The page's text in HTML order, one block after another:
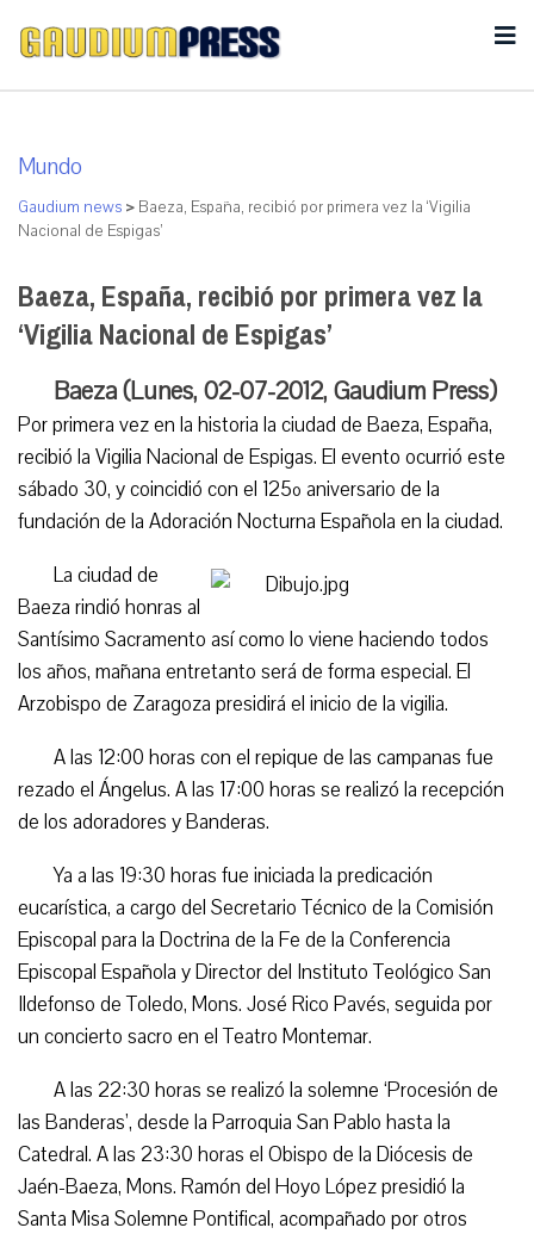
Mundo
Gaudium news > Baeza, España, recibió por primera vez la ‘Vigilia
Nacional de Espigas’
Baeza, España, recibió por primera vez la
‘Vigilia Nacional de Espigas’
Baeza (Lunes, 02-07-2012, Gaudium Press)
Por primera vez en la historia la ciudad de Baeza, España,
recibió la Vigilia Nacional de Espigas. El evento ocurrió este
sábado 30, y coincidió con el 125º aniversario de la
fundación de la Adoración Nocturna Española en la ciudad.
La ciudad de
Baeza rindió honras al
Santísimo Sacramento así como lo viene haciendo todos
los años, mañana entretanto será de forma especial. El
Arzobispo de Zaragoza presidirá el inicio de la vigilia.
A las 12:00 horas con el repique de las campanas fue
rezado el Ángelus. A las 17:00 horas se realizó la recepción
de los adoradores y Banderas.
Ya a las 19:30 horas fue iniciada la predicación
eucarística, a cargo del Secretario Técnico de la Comisión
Episcopal para la Doctrina de la Fe de la Conferencia
Episcopal Española y Director del Instituto Teológico San
Ildefonso de Toledo, Mons. José Rico Pavés, seguida por
un concierto sacro en el Teatro Montemar.
A las 22:30 horas se realizó la solemne ‘Procesión de
las Banderas’, desde la Parroquia San Pablo hasta la
Catedral. A las 23:30 horas el Obispo de la Diócesis de
Jaén-Baeza, Mons. Ramón del Hoyo López presidió la
Santa Misa Solemne Pontifical, acompañado por otros